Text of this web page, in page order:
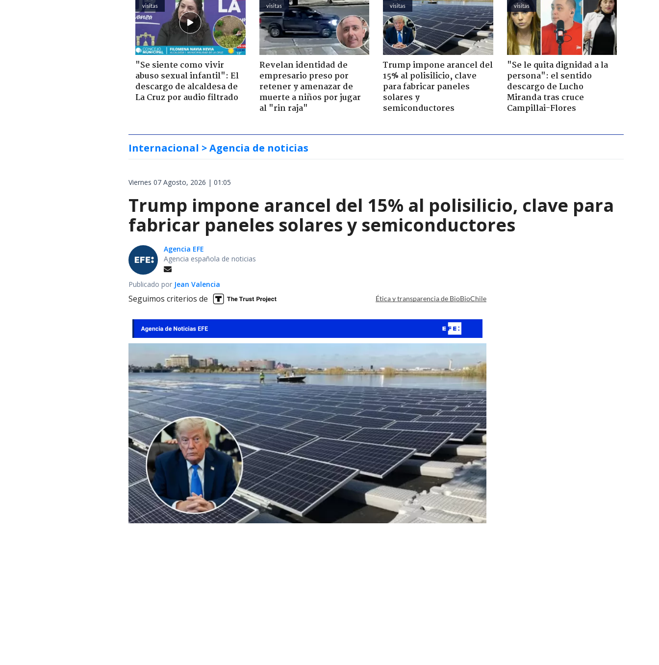
visitas
"Se siente como vivir
abuso sexual infantil": El
descargo de alcaldesa de
La Cruz por audio filtrado
visitas
Revelan identidad de
empresario preso por
retener y amenazar de
muerte a niños por jugar
al "rin raja"
visitas
Trump impone arancel del
15% al polisilicio, clave
para fabricar paneles
solares y
semiconductores
visitas
"Se le quita dignidad a la
persona": el sentido
descargo de Lucho
Miranda tras cruce
Campillai-Flores
Internacional > Agencia de noticias
Viernes 07 Agosto, 2026 | 01:05
Trump impone arancel del 15% al polisilicio, clave para
fabricar paneles solares y semiconductores
Agencia EFE
Agencia española de noticias
Publicado por Jean Valencia
Seguimos criterios de Ética y transparencia de BioBioChile